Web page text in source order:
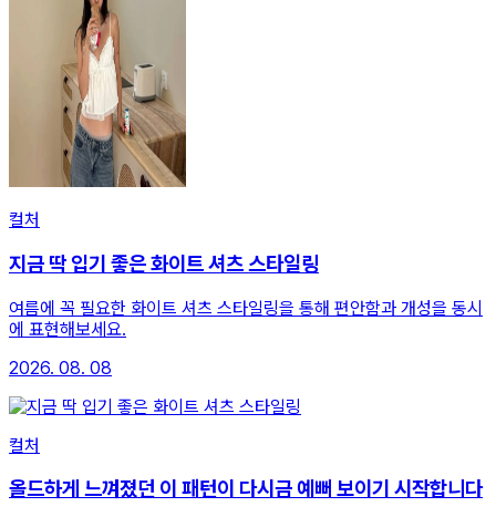
컬처
지금 딱 입기 좋은 화이트 셔츠 스타일링
여름에 꼭 필요한 화이트 셔츠 스타일링을 통해 편안함과 개성을 동시
에 표현해보세요.
2026. 08. 08
컬처
올드하게 느껴졌던 이 패턴이 다시금 예뻐 보이기 시작합니다